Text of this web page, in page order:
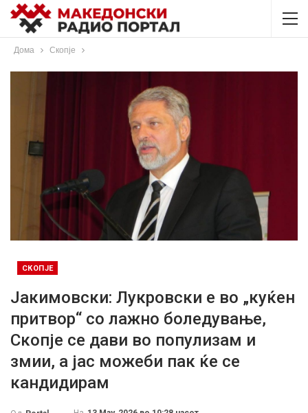
Дома Скопје
СКОПЈЕ
Јакимовски: Лукровски е во „куќен
притвор“ со лажно боледување,
Скопје се дави во популизам и
змии, а јас можеби пак ќе се
кандидирам